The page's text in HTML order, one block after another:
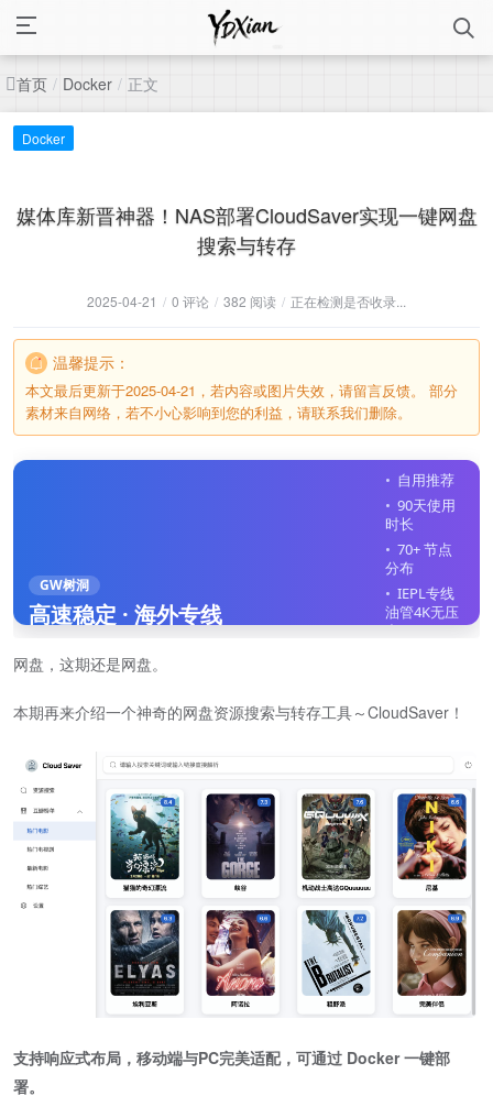
首页 / Docker / 正文
Docker
媒体库新晋神器！NAS部署CloudSaver实现一键网盘
搜索与转存
2025-04-21 / 0 评论 / 382 阅读 / 正在检测是否收录...
温馨提示：
本文最后更新于2025-04-21，若内容或图片失效，请留言反馈。 部分
素材来自网络，若不小心影响到您的利益，请联系我们删除。
GW树洞
高速稳定 · 海外专线
自用推荐
90天使用
时长
70+ 节点
分布
IEPL专线
油管4K无压
力
线设备
立即注册
网盘，这期还是网盘。
本期再来介绍一个神奇的网盘资源搜索与转存工具～CloudSaver！
支持响应式布局，移动端与PC完美适配，可通过 Docker 一键部
署。